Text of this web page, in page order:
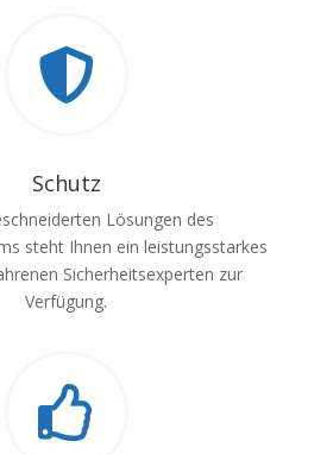

Schutz
Lösungen des
steht Ihnen ein leistungsstarkes
Sicherheitsexperten zur
Verfügung.
